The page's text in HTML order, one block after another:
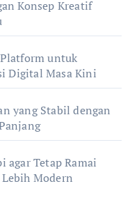
Konsep Kreatif
untuk
Digital Masa Kini
yang Stabil dengan
agar Tetap Ramai
Modern